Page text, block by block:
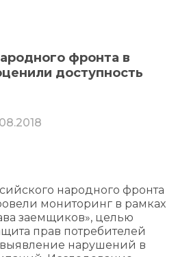
фронта в
доступность
народного фронта
мониторинг в рамках
заемщиков», целью
прав потребителей
нарушений в